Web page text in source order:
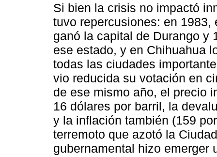
Si bien la crisis no impactó
tuvo repercusiones: en 1983,
ganó la capital de Durango y
ese estado, y en Chihuahua
todas las ciudades
vio reducida su votación en
de ese mismo año, el precio
16 dólares por barril, la
y la inflación también (159
terremoto que azotó la
gubernamental hizo emerger